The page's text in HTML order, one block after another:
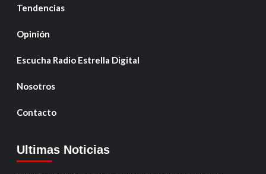
Tendencias
Opinión
Escucha Radio Estrella Digital
Nosotros
Contacto
Ultimas Noticias